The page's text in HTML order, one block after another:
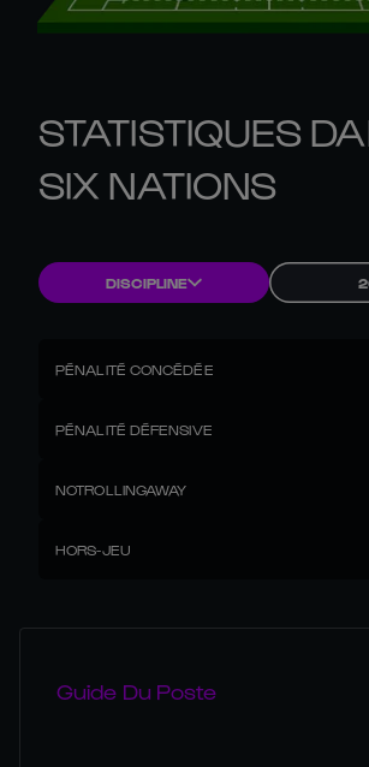
STATISTIQUES
SIX NATIONS
DISCIPLINE
PÉNALITÉ CONCÉDÉE
PÉNALITÉ DÉFENSIVE
NOTROLLINGAWAY
HORS-JEU
Guide Du Poste